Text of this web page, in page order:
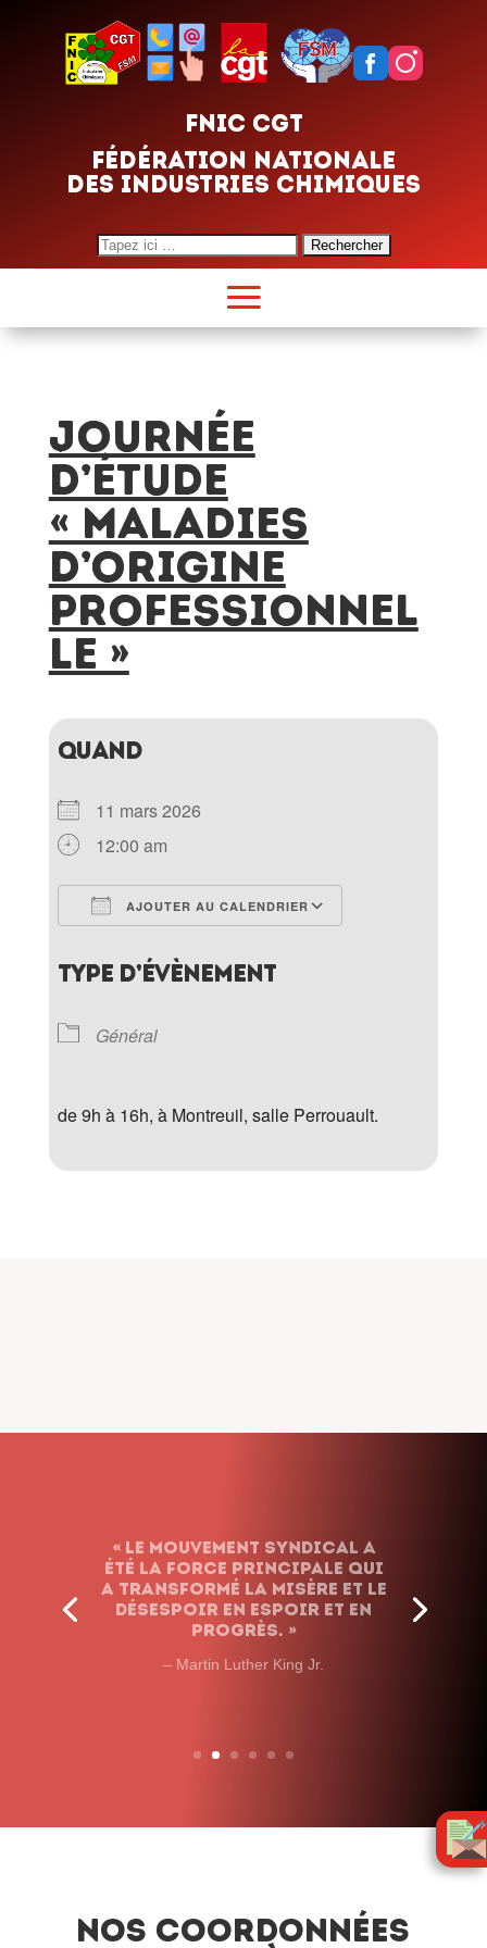
FNIC CGT
FÉDÉRATION NATIONALE
DES INDUSTRIES CHIMIQUES
Search
for:
JOURNÉE
D’ÉTUDE
« MALADIES
D’ORIGINE
PROFESSIONNEL
LE »
QUAND
11 mars 2026
12:00 am
AJOUTER AU CALENDRIER
TYPE D’ÉVÈNEMENT
Général
de 9h à 16h, à Montreuil, salle Perrouault.
Nos coordonnées